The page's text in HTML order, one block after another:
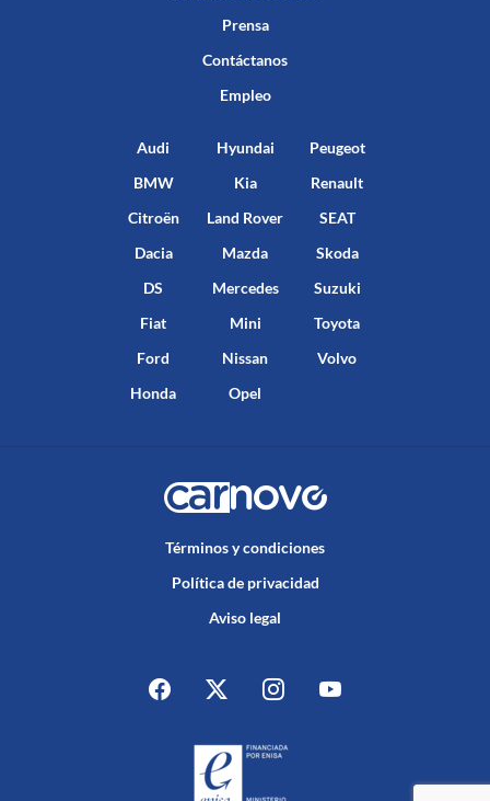
Prensa
Contáctanos
Empleo
Audi
BMW
Citroën
Dacia
DS
Fiat
Ford
Honda
Hyundai
Kia
Land Rover
Mazda
Mercedes
Mini
Nissan
Opel
Peugeot
Renault
SEAT
Skoda
Suzuki
Toyota
Volvo
Términos y condiciones
Política de privacidad
Aviso legal